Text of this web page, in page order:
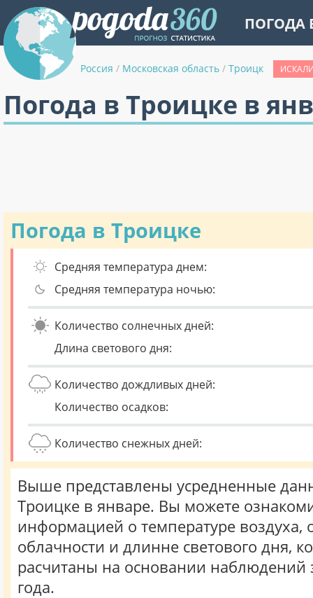
ПОГОДА
Россия / Московская область / Троицк
Погода в Троицке в
Погода в Троицке
Средняя температура днем:
Средняя температура ночью:
Количество солнечных дней:
Длина светового дня:
Количество дождливых дней:
Количество осадков:
Количество снежных дней:
Выше представлены усредненные
Троицке в январе. Вы можете
информацией о температуре воздуха,
облачности и длинне светового дня,
расчитаны на основании наблюдений
года.